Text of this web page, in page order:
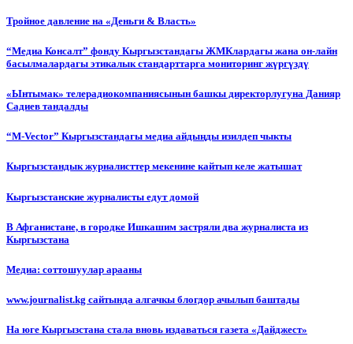
Тройное давление на «Деньги & Власть»
“Медиа Консалт” фонду Кыргызстандагы ЖМКлардагы жана он-лайн
басылмалардагы этикалык стандарттарга мониторинг жүргүздү
«Ынтымак» телерадиокомпаниясынын башкы директорлугуна Данияр
Садиев тандалды
“М-Vector” Кыргызстандагы медиа айдыңды изилдеп чыкты
Кыргызстандык журналисттер мекенине кайтып келе жатышат
Кыргызстанские журналисты едут домой
В Афганистане, в городке Ишкашим застряли два журналиста из
Кыргызстана
Медиа: соттошуулар арааны
www.journalist.kg сайтында алгачкы блогдор ачылып баштады
На юге Кыргызстана стала вновь издаваться газета «Дайджест»